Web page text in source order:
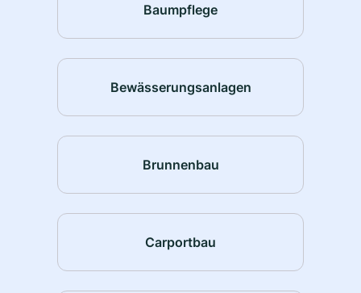
Baumpflege
Bewässerungsanlagen
Brunnenbau
Carportbau